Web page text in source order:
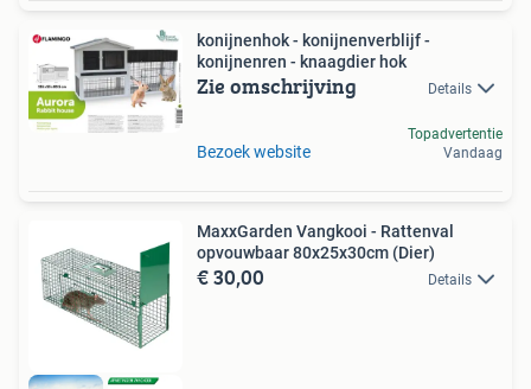
konijnenhok - konijnenverblijf -
konijnenren - knaagdier hok
Zie omschrijving Details
Bezoek website
Topadvertentie
Vandaag
MaxxGarden Vangkooi - Rattenval
opvouwbaar 80x25x30cm (Dier)
€ 30,00 Details